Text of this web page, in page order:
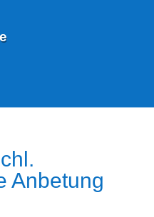
Anbetung